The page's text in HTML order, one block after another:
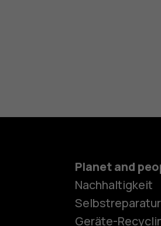
Planet and
Nachhaltigkeit
Selbstreparatur
Geräte-